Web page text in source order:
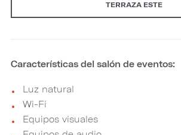
TERRAZA ESTE
Características del salón de eventos:
Luz natural
Wi-Fi
Equipos visuales